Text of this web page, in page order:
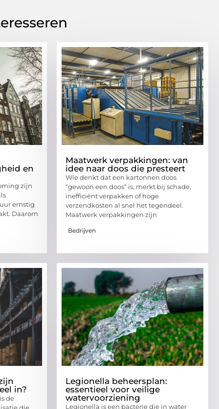
en
zijn
ernstig
Daarom
Maatwerk verpakkingen: van
idee naar doos die presteert
Wie denkt dat een kartonnen doos
“gewoon een doos” is, merkt bij schade,
inefficiënt verpakken of hoge
verzendkosten al snel het tegendeel.
Maatwerk verpakkingen zijn
Bedrijven
in?
de
Legionella beheersplan:
essentieel voor veilige
watervoorziening
Legionella is een bacterie die in water